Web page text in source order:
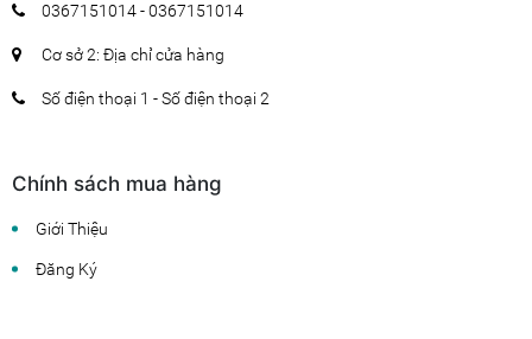
0367151014 - 0367151014
Cơ sở 2: Địa chỉ cửa hàng
Số điện thoại 1 - Số điện thoại 2
Chính sách mua hàng
Giới Thiệu
Đăng Ký